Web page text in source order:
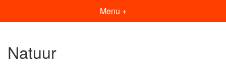
Menu +
Natuur